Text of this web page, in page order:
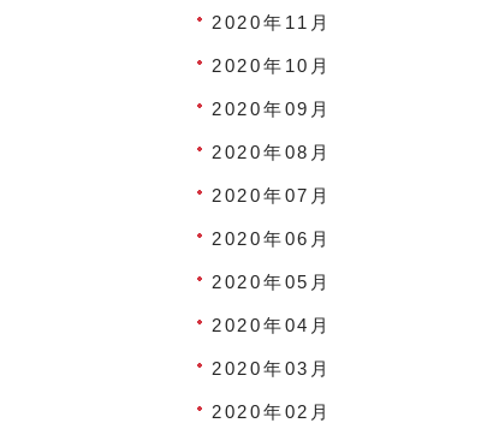
2020年11月
2020年10月
2020年09月
2020年08月
2020年07月
2020年06月
2020年05月
2020年04月
2020年03月
2020年02月